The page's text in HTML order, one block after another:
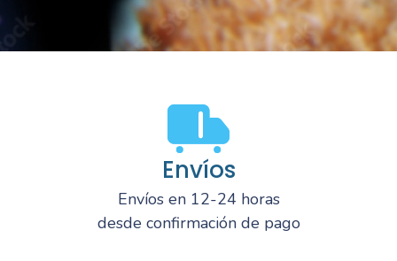
Envíos
Envíos en 12-24 horas
desde confirmación de pago